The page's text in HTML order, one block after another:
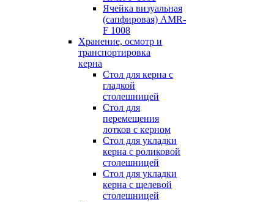
Ячейка визуальная
(сапфировая) AMR-
F 1008
Хранение, осмотр и
транспортировка
керна
Стол для керна с
гладкой
столешницей
Стол для
перемещения
лотков с керном
Стол для укладки
керна с роликовой
столешницей
Стол для укладки
керна с щелевой
столешницей